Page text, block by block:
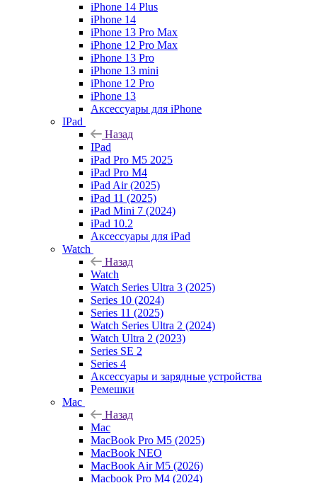
iPhone 14 Plus
iPhone 14
iPhone 13 Pro Max
iPhone 12 Pro Max
iPhone 13 Pro
iPhone 13 mini
iPhone 12 Pro
iPhone 13
Аксессуары для iPhone
IPad
Назад
IPad
iPad Pro M5 2025
iPad Pro M4
iPad Air (2025)
iPad 11 (2025)
iPad Mini 7 (2024)
iPad 10.2
Аксессуары для iPad
Watch
Назад
Watch
Watch Series Ultra 3 (2025)
Series 10 (2024)
Series 11 (2025)
Watch Series Ultra 2 (2024)
Watch Ultra 2 (2023)
Series SE 2
Series 4
Аксессуары и зарядные устройства
Ремешки
Mac
Назад
Mac
MacBook Pro M5 (2025)
MacBook NEO
MacBook Air M5 (2026)
Macbook Pro M4 (2024)